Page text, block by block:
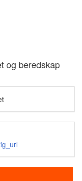
og beredskap